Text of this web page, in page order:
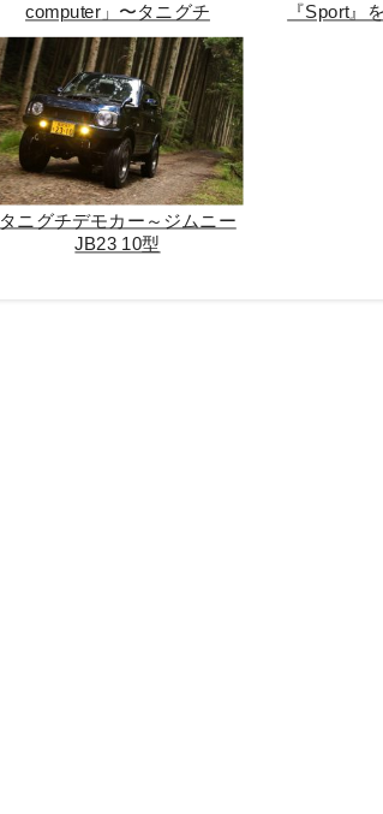
computer」〜タニグチ 『Sport』
タニグチデモカー～ジムニー
JB23 10型